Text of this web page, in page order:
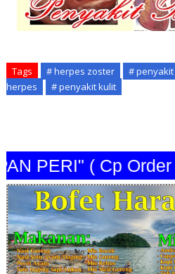
Tags # herpes zoster #
herpes
# penyakit kulit
PERI" ( Cp Order